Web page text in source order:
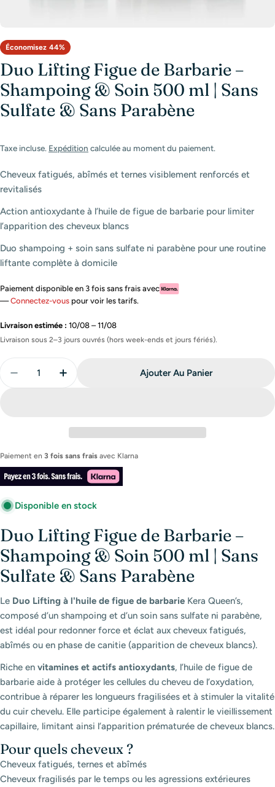
Économisez 44%
Duo Lifting Figue de Barbarie –
Shampoing & Soin 500 ml | Sans
Sulfate & Sans Parabène
Taxe incluse. Expédition calculée au moment du paiement.
Cheveux fatigués, abîmés et ternes visiblement renforcés et
revitalisés
Action antioxydante à l’huile de figue de barbarie pour limiter
l’apparition des cheveux blancs
Duo shampoing + soin sans sulfate ni parabène pour une routine
liftante complète à domicile
Paiement disponible en 3 fois sans frais avec
—Connectez-vous pour voir les tarifs.
Livraison estimée : 10/08 – 11/08
Livraison sous 2–3 jours ouvrés (hors week-ends et jours fériés).
Diminuer La Quantité Pour Duo Lifting Figue De
Augmenter La Quantité Pour Duo Lifting
Ajouter Au Panier
Paiement en 3 fois sans frais avec Klarna
Disponible en stock
Duo Lifting Figue de Barbarie –
Shampoing & Soin 500 ml | Sans
Sulfate & Sans Parabène
Le Duo Lifting à l'huile de figue de barbarie Kera Queen’s,
composé d’un shampoing et d’un soin sans sulfate ni parabène,
est idéal pour redonner force et éclat aux cheveux fatigués,
abîmés ou en phase de canitie (apparition de cheveux blancs).
Riche en vitamines et actifs antioxydants, l’huile de figue de
barbarie aide à protéger les cellules du cheveu de l’oxydation,
contribue à réparer les longueurs fragilisées et à stimuler la vitalité
du cuir chevelu. Elle participe également à ralentir le vieillissement
capillaire, limitant ainsi l’apparition prématurée de cheveux blancs.
Pour quels cheveux ?
Cheveux fatigués, ternes et abîmés
Cheveux fragilisés par le temps ou les agressions extérieures